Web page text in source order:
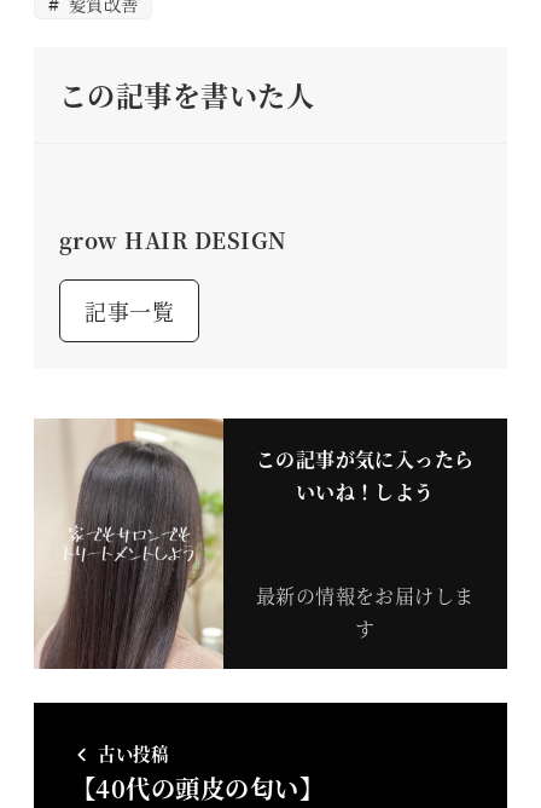
この記事を書いた人
grow HAIR DESIGN
記事一覧
この記事が気に入ったら
いいね！しよう
最新の情報をお届けしま
す
古い投稿
【40代の頭皮の匂い】